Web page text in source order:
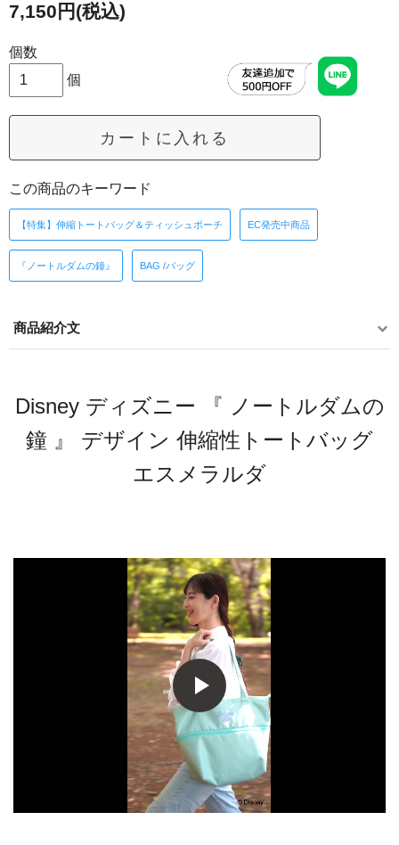
7,150円(税込)
個数
個
カートに入れる
この商品のキーワード
【特集】伸縮トートバッグ＆ティッシュポーチ EC発売中商品
『ノートルダムの鐘』 BAG /バッグ
商品紹介文
Disney ディズニー 『 ノートルダムの
鐘 』 デザイン 伸縮性トートバッグ
エスメラルダ